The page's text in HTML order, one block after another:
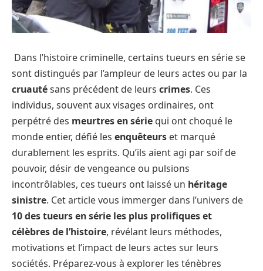
Dans l’histoire criminelle, certains tueurs en série se
sont distingués par l’ampleur de leurs actes ou par la
cruautésans précédent de leurs crimes. Ces
individus, souvent aux visages ordinaires, ont
perpétré des meurtres en série qui ont choqué le
monde entier, défié les enquêteurs et marqué
durablement les esprits. Qu’ils aient agi par soif de
pouvoir, désir de vengeance ou pulsions
incontrôlables, ces tueurs ont laissé un héritage
sinistre. Cet article vous immerger dans l’univers de
10 des tueurs en série les plus prolifiques et
célèbres de l’histoire, révélant leurs méthodes,
motivations et l’impact de leurs actes sur leurs
sociétés. Préparez-vous à explorer les ténèbres